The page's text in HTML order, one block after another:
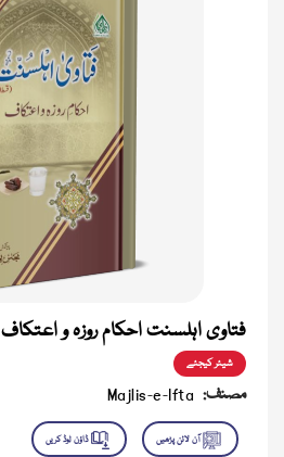
فتاوی اہلسنت احکام روزہ و اعتکاف
شیئر کیجئے
مصنف: Majlis-e-Ifta